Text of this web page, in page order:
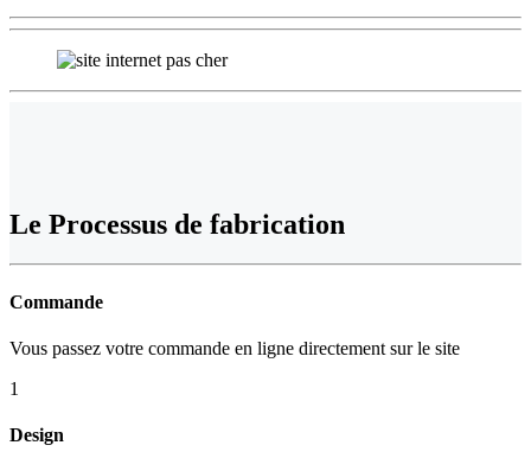
Le Processus de fabrication
Commande
Vous passez votre commande en ligne directement sur le site
1
Design